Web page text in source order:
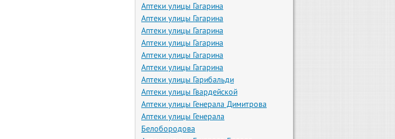
Аптеки улицы Гагарина
Аптеки улицы Гагарина
Аптеки улицы Гагарина
Аптеки улицы Гагарина
Аптеки улицы Гагарина
Аптеки улицы Гагарина
Аптеки улицы Гарибальди
Аптеки улицы Гвардейской
Аптеки улицы Генерала Димитрова
Аптеки улицы Генерала
Белобородова